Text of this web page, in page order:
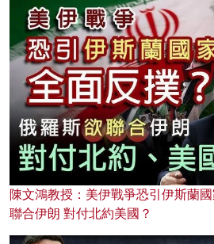
陳文鴻教授：美伊戰爭恐引伊斯蘭
聯合伊朗 對付北約美國？